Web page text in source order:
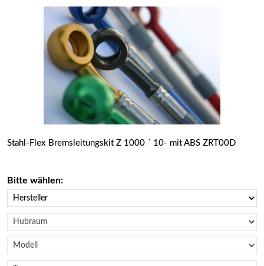
Stahl-Flex Bremsleitungskit Z 1000 ´ 10- mit ABS ZRT00D
Bitte wählen: